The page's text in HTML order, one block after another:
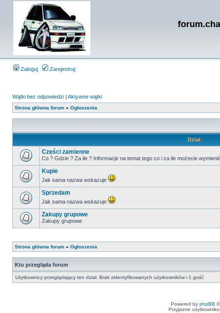
Zaloguj Zarejestruj
Wątki bez odpowiedzi | Aktywne wątki
Strona główna forum » Ogłoszenia
Dział
Części zamienne
Co ? Gdzie ? Za ile ? Informacje na temat tego co i za ile możecie
Kupie
Jak sama nazwa wskazuje
Sprzedam
Jak sama nazwa wskazuje
Zakupy grupowe
Zakupy grupowe
Strona główna forum » Ogłoszenia
Kto przegląda forum
Użytkownicy przeglądający ten dział: Brak zidentyfikowanych użytkowników i 1 gość
Powered by phpBB
Przyjazne